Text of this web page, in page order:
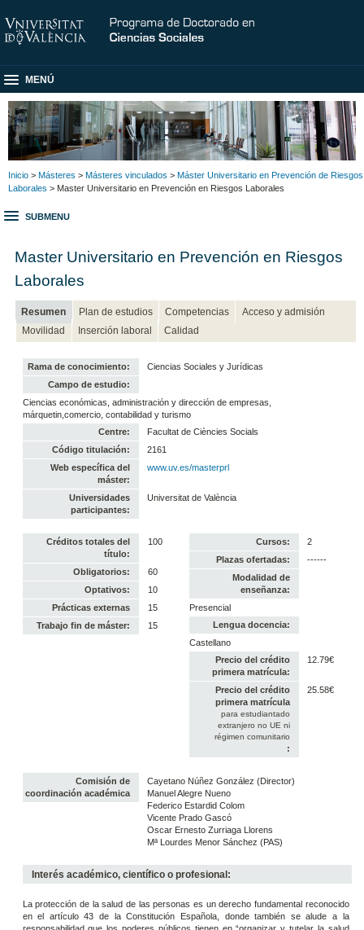
MENÚ
Inicio > Másteres > Másteres vinculados > Máster Universitario en Prevención de Riesgos
Laborales > Master Universitario en Prevención en Riesgos Laborales
SUBMENU
Master Universitario en Prevención en Riesgos
Laborales
Resumen Plan de estudios Competencias
Acceso y admisión
Movilidad
Inserción laboral Calidad
Rama de conocimiento:
Ciencias Sociales y Jurídicas
Campo de estudio:
Ciencias económicas, administración y dirección de empresas,
márquetin,comercio, contabilidad y turismo
Centre:
Facultat de Ciències Socials
Código titulación:
2161
Web específica del
máster:
www.uv.es/masterprl
Universidades
participantes:
Universitat de València
Créditos totales del
título:
100
Obligatorios:
60
Optativos:
10
Prácticas externas
15
Trabajo fin de máster:
15
Cursos:
2
Plazas ofertadas:
------
Modalidad de
enseñanza:
Presencial
Lengua docencia:
Castellano
Precio del crédito
primera matrícula:
12.79€
Precio del crédito
primera matrícula
para estudiantado
extranjero no UE ni
régimen comunitario
:
25.58€
Comisión de
coordinación académica
Cayetano Núñez González (Director)
Manuel Alegre Nueno
Federico Estardid Colom
Vicente Prado Gascó
Oscar Ernesto Zurriaga Llorens
Mª Lourdes Menor Sánchez (PAS)
Interés académico, científico o profesional:
La protección de la salud de las personas es un derecho fundamental reconocido
en el artículo 43 de la Constitución Española, donde también se alude a la
responsabilidad que los poderes públicos tienen en “organizar y tutelar la salud